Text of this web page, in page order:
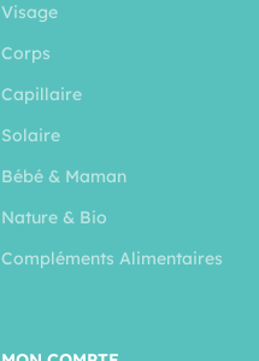
Visage
Corps
Capillaire
Solaire
Bébé & Maman
Nature & Bio
Compléments Alimentaires